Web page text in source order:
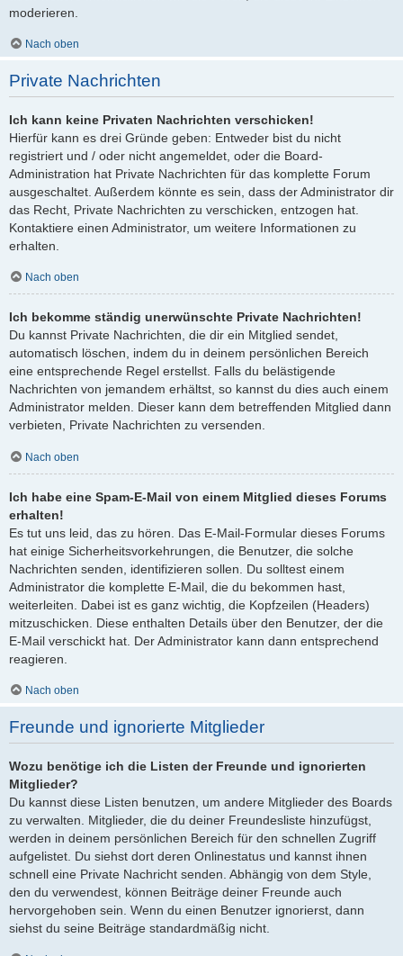
moderieren.
Nach oben
Private Nachrichten
Ich kann keine Privaten Nachrichten verschicken!
Hierfür kann es drei Gründe geben: Entweder bist du nicht
registriert und / oder nicht angemeldet, oder die Board-
Administration hat Private Nachrichten für das komplette Forum
ausgeschaltet. Außerdem könnte es sein, dass der Administrator dir
das Recht, Private Nachrichten zu verschicken, entzogen hat.
Kontaktiere einen Administrator, um weitere Informationen zu
erhalten.
Nach oben
Ich bekomme ständig unerwünschte Private Nachrichten!
Du kannst Private Nachrichten, die dir ein Mitglied sendet,
automatisch löschen, indem du in deinem persönlichen Bereich
eine entsprechende Regel erstellst. Falls du belästigende
Nachrichten von jemandem erhältst, so kannst du dies auch einem
Administrator melden. Dieser kann dem betreffenden Mitglied dann
verbieten, Private Nachrichten zu versenden.
Nach oben
Ich habe eine Spam-E-Mail von einem Mitglied dieses Forums
erhalten!
Es tut uns leid, das zu hören. Das E-Mail-Formular dieses Forums
hat einige Sicherheitsvorkehrungen, die Benutzer, die solche
Nachrichten senden, identifizieren sollen. Du solltest einem
Administrator die komplette E-Mail, die du bekommen hast,
weiterleiten. Dabei ist es ganz wichtig, die Kopfzeilen (Headers)
mitzuschicken. Diese enthalten Details über den Benutzer, der die
E-Mail verschickt hat. Der Administrator kann dann entsprechend
reagieren.
Nach oben
Freunde und ignorierte Mitglieder
Wozu benötige ich die Listen der Freunde und ignorierten
Mitglieder?
Du kannst diese Listen benutzen, um andere Mitglieder des Boards
zu verwalten. Mitglieder, die du deiner Freundesliste hinzufügst,
werden in deinem persönlichen Bereich für den schnellen Zugriff
aufgelistet. Du siehst dort deren Onlinestatus und kannst ihnen
schnell eine Private Nachricht senden. Abhängig von dem Style,
den du verwendest, können Beiträge deiner Freunde auch
hervorgehoben sein. Wenn du einen Benutzer ignorierst, dann
siehst du seine Beiträge standardmäßig nicht.